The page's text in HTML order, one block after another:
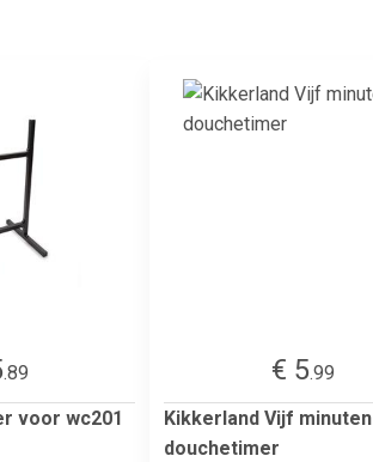
.89
voor wc201
€ 5.99
Kikkerland Vijf minuten
douchetimer